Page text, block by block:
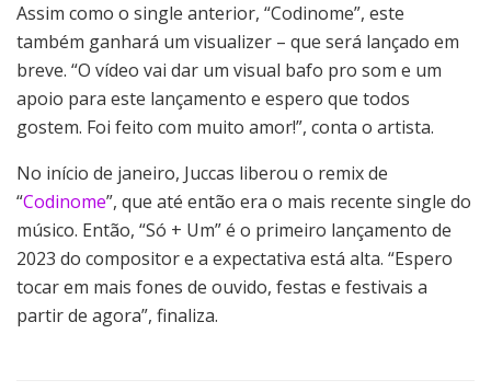
Assim como o single anterior, “Codinome”, este
também ganhará um visualizer – que será lançado em
breve. “O vídeo vai dar um visual bafo pro som e um
apoio para este lançamento e espero que todos
gostem. Foi feito com muito amor!”, conta o artista.
No início de janeiro, Juccas liberou o remix de
“Codinome”, que até então era o mais recente single do
músico. Então, “Só + Um” é o primeiro lançamento de
2023 do compositor e a expectativa está alta. “Espero
tocar em mais fones de ouvido, festas e festivais a
partir de agora”, finaliza.